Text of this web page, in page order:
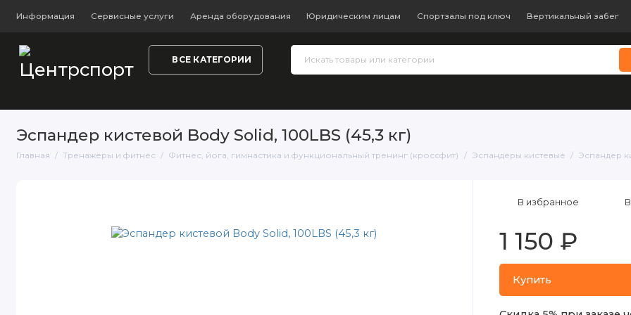
Информация Сервисные услуги Аренда оборудования Юридическим лицам Спортзалы под ключ Вертикальный забег
ВСЕ КАТЕГОРИИ
Эспандер кистевой Body Solid, 100LBS (45,3 кг)
Главная Тренажёры и фитнес Фитнес, йога, гимнастика и функциональный тренинг (кроссфит) Эспандеры кистевые Эспандер
1 150 ₽
Купить
В избранное